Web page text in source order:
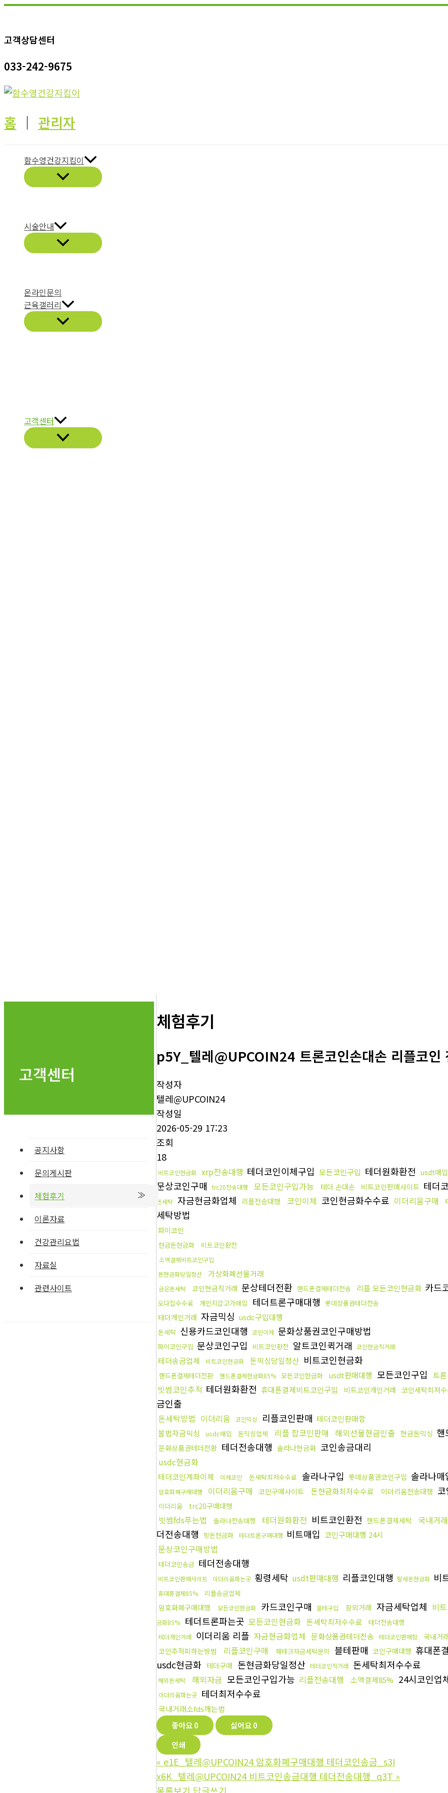
콘
츠
건
너
뛰
고객상담센터
033-242-9675
홈 │ 관리자
함수영건강지킴이
시술안내
온라인문의
근육갤러리
고객센터
고객센터
공지사항
문의게시판
체험후기
이론자료
건강관리요법
자료실
관련사이트
체험후기
p5Y_텔레@UPCOIN24 트론코인손대손 리플코인
작성자
텔레@UPCOIN24
작성일
2026-05-29 17:23
조회
18
비트코인현금화 xrp전송대행 테더코인이체구입 모든코인구입 테더원화환전 usdt매입
문상코인구매 trc20전송대행 모든코인구입가능 테더 손대손 비트코인판매사이트 테더
돈세탁 자금현금화업체 리플전송대행 코인이체 코인현금화수수료 이더리움구매
세탁방법
파이코인
현금돈현금화 비트코인환전
소액결제비트코인구입
돈현금화당일정산
가상화폐선물거래
금은돈세탁 코인현금직거래 문상테더전환 핸드폰결제테더전송 리플 모든코인현금화 카드
오다집수수료 개인지갑고가매입 테더트론구매대행 롯데상품권테더전송
테더개인거래 자금믹싱 usdc구입대행
돈세탁 신용카드코인대행 코인이체 문화상품권코인구매방법
파이코인구입 문상코인구입 비트코인환전 알트코인퀵거래 코인현금직거래
테더송금업체 비트코인현금화 돈믹싱당일정산 비트코인현금화
핸드폰결제테더전환 핸드폰결제현금화85% 모든코인현금화 usdt판매대행 모든코인구입 트
빗썸코인추적 테더원화환전 휴대폰결제비트코인구입 비트코인개인거래 코인세탁최저
금인출
돈세탁방법 이더리움 코인믹싱 리플코인판매 테더코인판매함
불법자금믹싱
usdc매입 돈믹싱업체 리플 잡코인판매 해외선물현금인출 현금돈믹싱 핸
문화상품권테더전환 테더전송대행 솔라나현금화 코인송금대리
usdc현금화
테더코인계좌이체 이체코인 돈세탁최저수수료 솔라나구입 롯데상품권코인구입 솔라나매
암호화폐구매대행 이더리움구매 코인구매사이트 돈현금화최저수수료 이더리움전송대행
이더리움 trc20구매대행
빗썸fds푸는법 솔라나전송대행 테더원화환전 비트코인환전 핸드폰결제세탁 국내거
더전송대행 핑돈현금화 테더트론구매대행 비트매입 코인구매대행 24시
문상코인구매방법
테더코인송금 테더전송대행
비트코인판매사이트 이더리움파는곳 횡령세탁 usdt판매대행 리플코인대행 탈세돈현금화 비
휴대폰결제85% 리플송금업체
암호화폐구매대행 모든코인현금화 카드코인구매 블테구입 장외거래 자금세탁업체 비
금화85%
테더트론파는곳 모든코인현금화 돈세탁최저수수료 테더전송대행
테더개인거래 이더리움 리플 자금현금화업체 문화상품권테더전송 테더코인판매함
국내거
코인추적피하는방법
리플코인구매 재테크자금세탁문의 블테판매 코인구매대행 휴대폰
usdc현금화 테더구매 돈현금화당일정산 테더코인직거래 돈세탁최저수수료
해외돈세탁 해외자금 모든코인구입가능 리플전송대행 소액결제85% 24시코인업
이더리움파는곳 테더최저수수료
국내거래소fds깨는법
좋아요0 싫어요0
인쇄
« e1E_텔레@UPCOIN24 암호화폐구매대행 테더코인송금_s3I
x6K_텔레@UPCOIN24 비트코인송금대행 테더전송대행_q3T »
목록보기 답글쓰기